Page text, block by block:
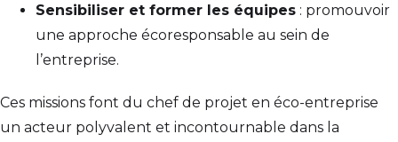
Sensibiliser et former les équipes : promouvoir
une approche écoresponsable au sein de
l’entreprise.
Ces missions font du chef de projet en éco-entreprise
un acteur polyvalent et incontournable dans la